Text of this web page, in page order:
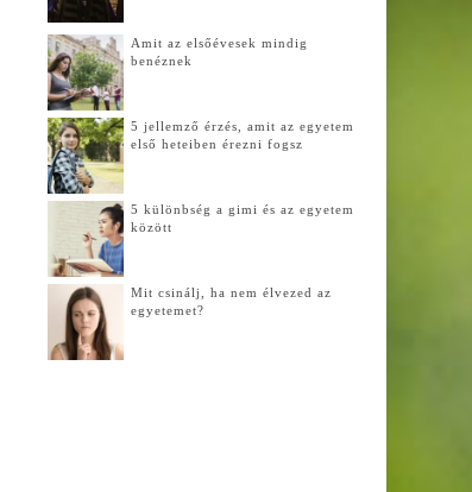
Amit az elsőévesek mindig
benéznek
5 jellemző érzés, amit az egyetem
első heteiben érezni fogsz
5 különbség a gimi és az egyetem
között
Mit csinálj, ha nem élvezed az
egyetemet?